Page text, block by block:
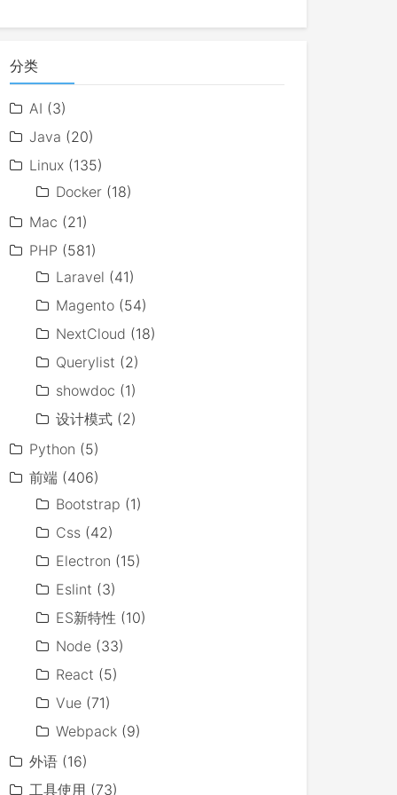
分类
AI (3)
Java (20)
Linux (135)
Docker (18)
Mac (21)
PHP (581)
Laravel (41)
Magento (54)
NextCloud (18)
Querylist (2)
showdoc (1)
设计模式 (2)
Python (5)
前端 (406)
Bootstrap (1)
Css (42)
Electron (15)
Eslint (3)
ES新特性 (10)
Node (33)
React (5)
Vue (71)
Webpack (9)
外语 (16)
工具使用 (73)